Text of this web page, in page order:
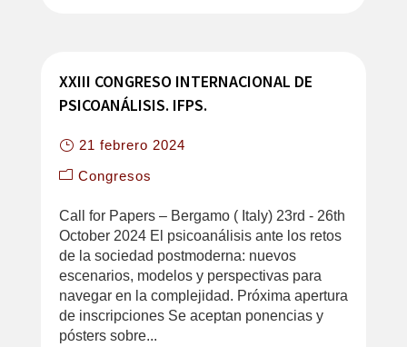
XXIII CONGRESO INTERNACIONAL DE
PSICOANÁLISIS. IFPS.
21 febrero 2024
Congresos
Call for Papers – Bergamo ( Italy) 23rd - 26th
October 2024 El psicoanálisis ante los retos
de la sociedad postmoderna: nuevos
escenarios, modelos y perspectivas para
navegar en la complejidad. Próxima apertura
de inscripciones Se aceptan ponencias y
pósters sobre...